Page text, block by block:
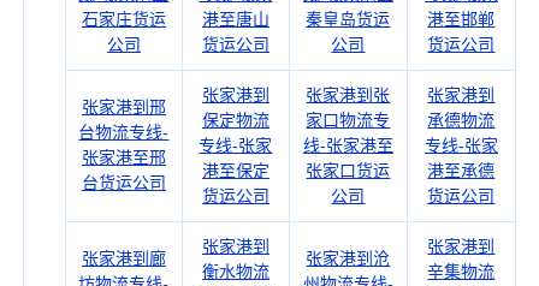
石家庄货运
公司
港至唐山
货运公司
秦皇岛货运
公司
港至邯郸
货运公司
张家港到邢
台物流专线-
张家港至邢
台货运公司
张家港到
保定物流
专线-张家
港至保定
货运公司
张家港到张
家口物流专
线-张家港至
张家口货运
公司
张家港到
承德物流
专线-张家
港至承德
货运公司
张家港到廊
张家港到
衡水物流
张家港到沧
张家港到
辛集物流